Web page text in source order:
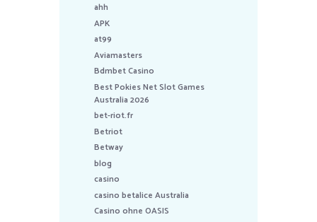
ahh
APK
at99
Aviamasters
Bdmbet Casino
Best Pokies Net Slot Games
Australia 2026
bet-riot.fr
Betriot
Betway
blog
casino
casino betalice Australia
Casino ohne OASIS